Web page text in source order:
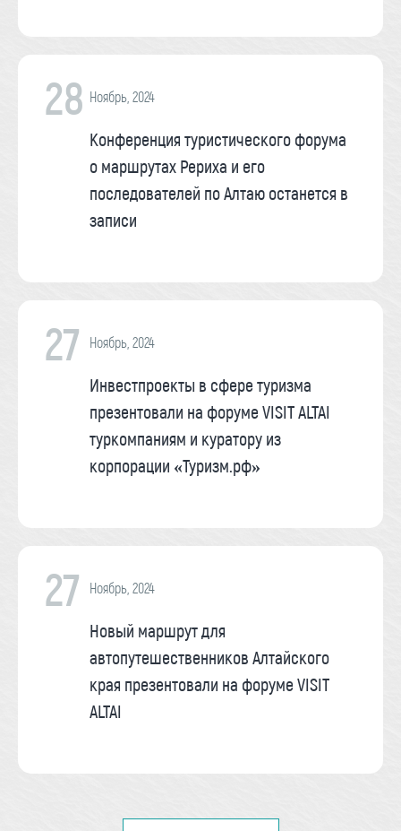
28 Ноябрь, 2024
Конференция туристического форума
о маршрутах Рериха и его
последователей по Алтаю останется в
записи
27 Ноябрь, 2024
Инвестпроекты в сфере туризма
презентовали на форуме VISIT ALTAI
туркомпаниям и куратору из
корпорации «Туризм.рф»
27 Ноябрь, 2024
Новый маршрут для
автопутешественников Алтайского
края презентовали на форуме VISIT
ALTAI